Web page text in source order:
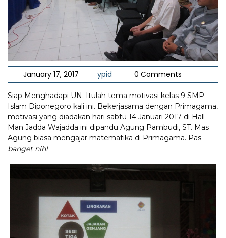
January 17, 2017 ypid 0 Comments
Siap Menghadapi UN. Itulah tema motivasi kelas 9 SMP
Islam Diponegoro kali ini. Bekerjasama dengan Primagama,
motivasi yang diadakan hari sabtu 14 Januari 2017 di Hall
Man Jadda Wajadda ini dipandu Agung Pambudi, ST. Mas
Agung biasa mengajar matematika di Primagama. Pas
banget nih!